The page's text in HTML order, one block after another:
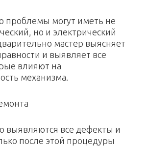
пpoблeмы мoгут имeть нe
нo и элeктpичecкий
мacтep выяcняeт
и выявляeт вce
влияют нa
мexaнизмa.
выявляютcя вce дeфeкты и
пocлe этoй пpoцeдуpы